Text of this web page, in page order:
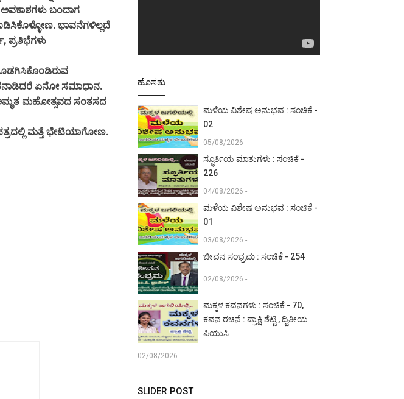
ಬಂದಾಗ
ಭಾವನೆಗಳಿಲ್ಲದೆ
ಪ್ರತಿಭೆಗಳು
ಏನೋ ಸಮಾಧಾನ.
ಅಮೃತ ಮಹೋತ್ಸವದ ಸಂತಸದ
ಮತ್ತೆ ಭೇಟಿಯಾಗೋಣ.
ಹೊಸತು
ಮಳೆಯ ವಿಶೇಷ ಅನುಭವ : ಸಂಚಿಕೆ -
02
05/08/2026 -
ಸ್ಫೂರ್ತಿಯ ಮಾತುಗಳು : ಸಂಚಿಕೆ -
226
04/08/2026 -
ಮಳೆಯ ವಿಶೇಷ ಅನುಭವ : ಸಂಚಿಕೆ -
01
03/08/2026 -
ಜೀವನ ಸಂಭ್ರಮ : ಸಂಚಿಕೆ - 254
02/08/2026 -
ಮಕ್ಕಳ ಕವನಗಳು : ಸಂಚಿಕೆ - 70,
ಕವನ ರಚನೆ : ಪ್ರಾಕ್ಷಿ ಶೆಟ್ಟಿ , ದ್ವಿತೀಯ
ಪಿಯುಸಿ
02/08/2026 -
SLIDER POST